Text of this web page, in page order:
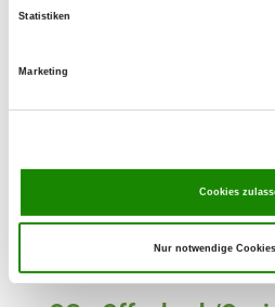
Statistiken
Marketing
Cookies
Nur notwendige
OG - Landau in der
OG - Neustadt a.d.
Nachtweide 11
67433 Neustadt